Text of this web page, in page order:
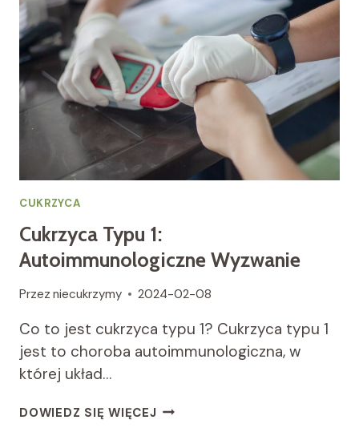
ZDROWOTNE
CUKRZYCA
Cukrzyca Typu 1:
Autoimmunologiczne Wyzwanie
Przez niecukrzymy 2024-02-08
Co to jest cukrzyca typu 1? Cukrzyca typu 1
jest to choroba autoimmunologiczna, w
której układ…
DOWIEDZ SIĘ WIĘCEJ CUKRZYCA